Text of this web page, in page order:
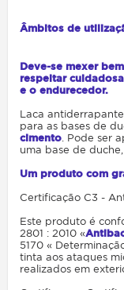
Âmbitos de
Deve-se mexer
respeitar
e o endurecedor.
Laca
para as bases de
cimento. Pode ser
uma base de
Um produto com
Certificação C3 -
Este produto é
2801 : 2010 «
5170 «
tinta aos ataques
realizados em